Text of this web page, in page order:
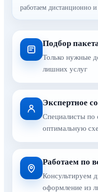
работаем дистанционно
Подбор
Только нужные
лишних услуг
Экспертное
Специалисты по
оптимальную
Работаем по
Консультируем
оформление из